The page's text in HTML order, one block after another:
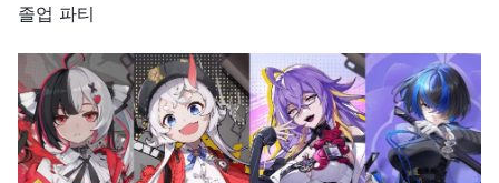
졸업 파티